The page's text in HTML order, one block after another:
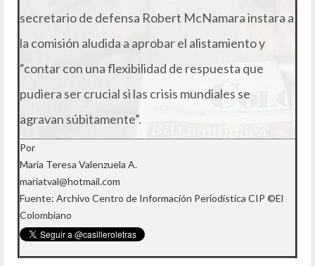
secretario de defensa Robert McNamara instara a
la comisión aludida a aprobar el alistamiento y
“contar con una flexibilidad de respuesta que
pudiera ser crucial si las crisis mundiales se
agravan súbitamente”.
Por
María Teresa Valenzuela A.
mariatval@hotmail.com
Fuente: Archivo Centro de Información Periodística CIP ©El
Colombiano